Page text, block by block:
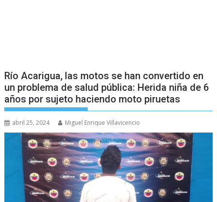
Río Acarigua, las motos se han convertido en
un problema de salud pública: Herida niña de 6
años por sujeto haciendo moto piruetas
abril 25, 2024 Miguel Enrique Villavicencio